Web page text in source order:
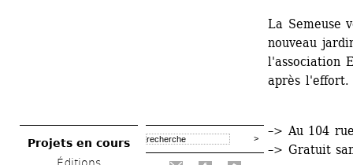
Projets en cours
La Semeuse
nouveau
l'association
après l'effort.
–> Au 104
–> Gratuit